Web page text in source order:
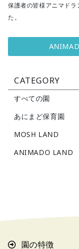
保護者の皆様アニマド
た。
CATEGORY
すべての園
あにまど保育園
MOSH LAND
ANIMADO LAND
園の特徴